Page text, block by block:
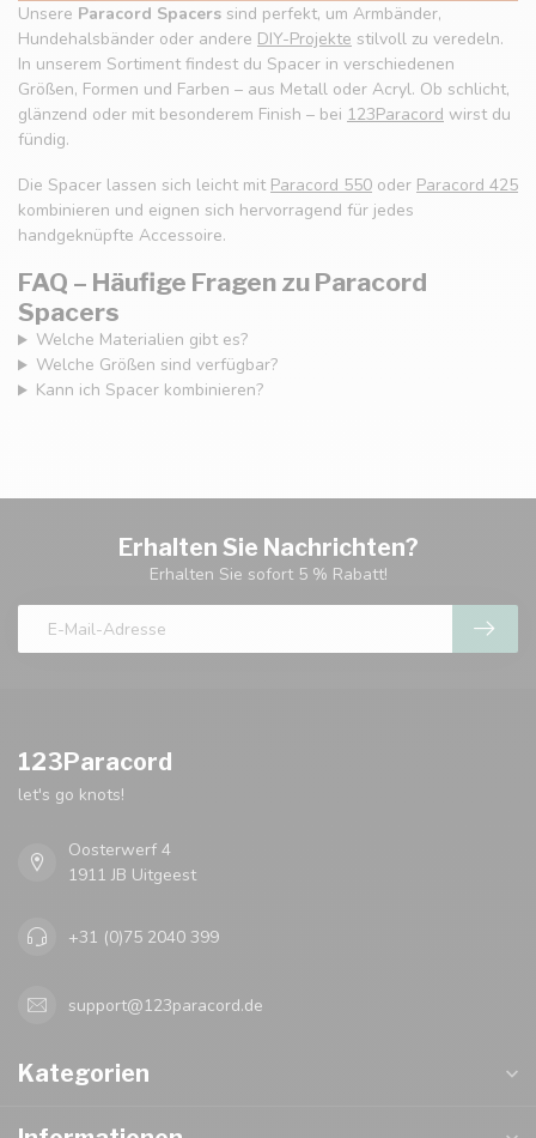
Unsere Paracord Spacers sind perfekt, um Armbänder,
Hundehalsbänder oder andere DIY-Projekte stilvoll zu veredeln.
In unserem Sortiment findest du Spacer in verschiedenen
Größen, Formen und Farben – aus Metall oder Acryl. Ob schlicht,
glänzend oder mit besonderem Finish – bei 123Paracord wirst du
fündig.
Die Spacer lassen sich leicht mit Paracord 550 oder Paracord 425
kombinieren und eignen sich hervorragend für jedes
handgeknüpfte Accessoire.
FAQ – Häufige Fragen zu Paracord
Spacers
Welche Materialien gibt es?
Welche Größen sind verfügbar?
Kann ich Spacer kombinieren?
Erhalten Sie Nachrichten?
Erhalten Sie sofort 5 % Rabatt!
123Paracord
let's go knots!
Oosterwerf 4
1911 JB Uitgeest
+31 (0)75 2040 399
support@123paracord.de
Kategorien